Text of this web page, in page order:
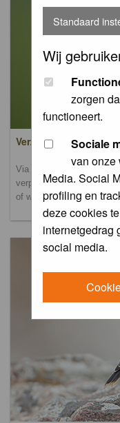
Standaard
Wij
zorgen
functioneert.
Sociale
van onze
Media. Social
profiling en
deze cookies
internetgedrag
social media.
Verzamel- en
Via dit album kun je
verplaatst naar de
of worden verplaatst naar